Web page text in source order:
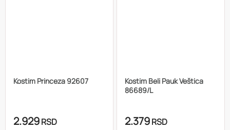
Kostim Princeza 92607
2.929RSD
Kostim Beli Pauk Veštica
86689/L
2.379RSD